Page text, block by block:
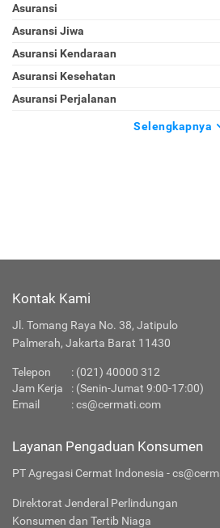
Asuransi
Asuransi Jiwa
Asuransi Kendaraan
Asuransi Kesehatan
Asuransi Perjalanan
Selengkapnya
Kontak Kami
Jl. Tomang Raya No. 38, Jatipulo
Palmerah, Jakarta Barat 11430
Telepon : (021) 40000 312
Jam Kerja
: (Senin-Jumat 9:00-17:00)
Email
:cs@cermati.com
Layanan Pengaduan Konsumen
PT Agregasi Cermat Indonesia -
Direktorat Jenderal Perlindungan
Konsumen dan Tertib Niaga